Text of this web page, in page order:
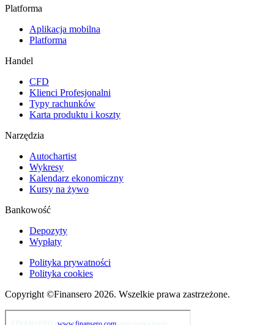
Platforma
Aplikacja mobilna
Platforma
Handel
CFD
Klienci Profesjonalni
Typy rachunków
Karta produktu i koszty
Narzędzia
Autochartist
Wykresy
Kalendarz ekonomiczny
Kursy na żywo
Bankowość
Depozyty
Wypłaty
Polityka prywatności
Polityka cookies
Copyright ©Finansero 2026. Wszelkie prawa zastrzeżone.